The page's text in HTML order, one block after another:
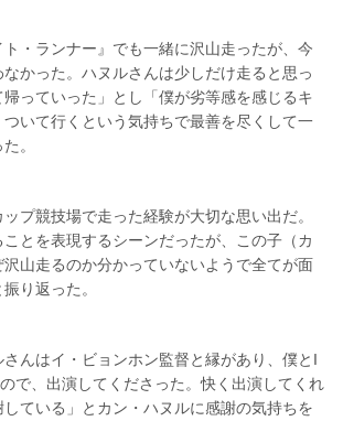
ト・ランナー』でも一緒に沢山走ったが、今
かった。ハヌルさんは少しだけ走ると思っ
っていった」とし「僕が劣等感を感じるキ
ついて行くという気持ちで最善を尽くして一
。
プ競技場で走った経験が大切な思い出だ。
とを表現するシーンだったが、この子（カ
沢山走るのか分かっていないようで全てが面
り返った。
んはイ・ビョンホン監督と縁があり、僕とI
で、出演してくださった。快く出演してくれ
ている」とカン・ハヌルに感謝の気持ちを